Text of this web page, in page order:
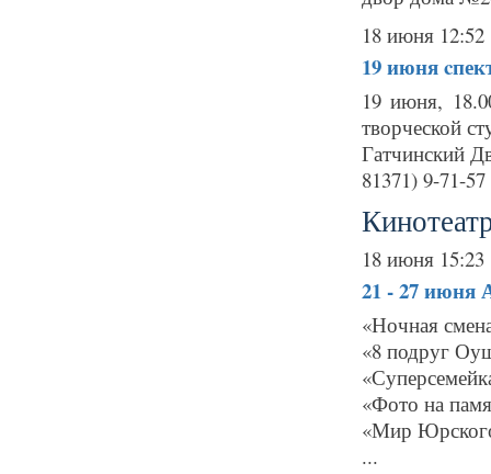
18 июня 12:52
19 июня
19 июня,
творческой
Гатчинский
81371) 9-71-
18 июня 15:23
21 - 27 июня
«Ночная
«8 подруг
«Фото на
«Мир
...